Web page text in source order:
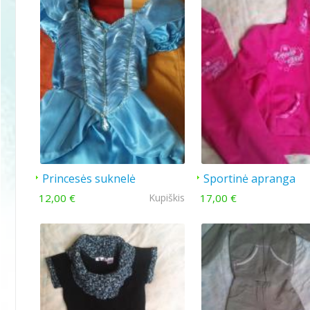
Princesės suknelė
12,00 € Kupiškis
Sportinė apranga
mergaitei rožinė
17,00 €